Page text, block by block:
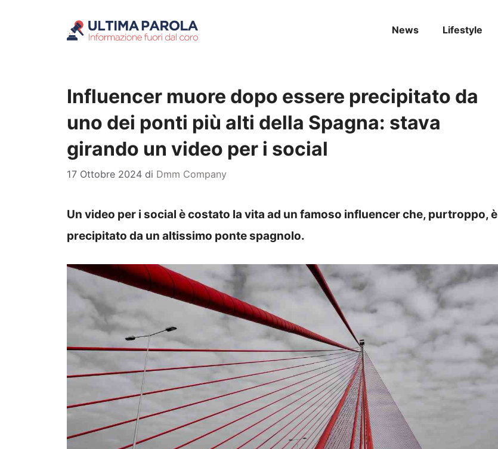
News Lifestyle
Influencer muore dopo essere precipitato da
uno dei ponti più alti della Spagna: stava
girando un video per i social
17 Ottobre 2024 di Dmm Company
Un video per i social è costato la vita ad un famoso influencer che, purtroppo, è
precipitato da un altissimo ponte spagnolo.